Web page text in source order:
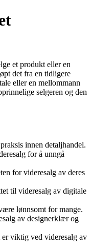
et produkt eller en
det fra en tidligere
eller en mellommann
selgeren og den
innen detaljhandel.
for å unngå
for videresalg av deres
til videresalg av digitale
lønnsomt for mange.
av designerklær og
viktig ved videresalg av